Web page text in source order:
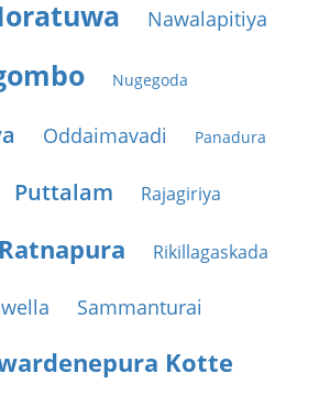
Nawalapitiya
Nugegoda
Oddaimavadi Panadura
Puttalam Rajagiriya
Ratnapura Rikillagaskada
Sammanturai
Kotte